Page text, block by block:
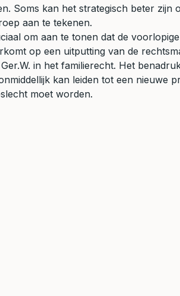
Soms kan het strategisch beter zijn
aan te tekenen.
om aan te tonen dat de
op een uitputting van de
in het familierecht. Het
kan leiden tot een nieuwe
moet worden.